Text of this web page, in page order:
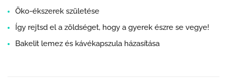
Öko-ékszerek születése
Így rejtsd el a zöldséget, hogy a gyerek észre se vegye!
Bakelit lemez és kávékapszula házasítása